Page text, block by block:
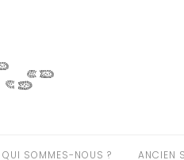
QUI SOMMES-NOUS ? ANCIEN